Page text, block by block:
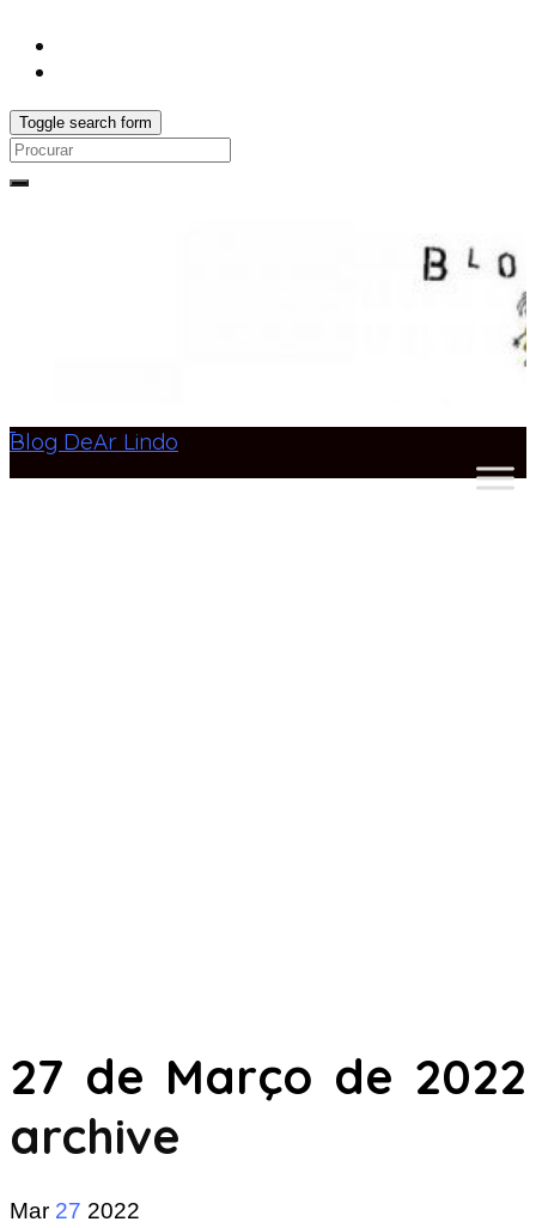
Toggle search form
Search
Blog DeAr Lindo
27 de Março de 2022
archive
Mar 27 2022